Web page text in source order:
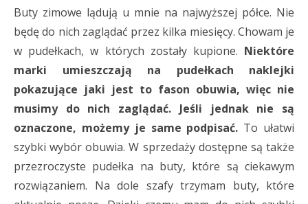
Buty zimowe lądują u mnie na najwyższej półce. Nie
będę do nich zaglądać przez kilka miesięcy. Chowam je
w pudełkach, w których zostały kupione. Niektóre
marki umieszczają na pudełkach naklejki
pokazujące jaki jest to fason obuwia, więc nie
musimy do nich zaglądać. Jeśli jednak nie są
oznaczone, możemy je same podpisać. To ułatwi
szybki wybór obuwia. W sprzedaży dostępne są także
przezroczyste pudełka na buty, które są ciekawym
rozwiązaniem. Na dole szafy trzymam buty, które